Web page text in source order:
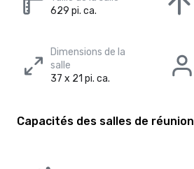
629 pi. ca.
Dimensions de la
salle
37 x 21 pi. ca.
Capacités des salles de réunion